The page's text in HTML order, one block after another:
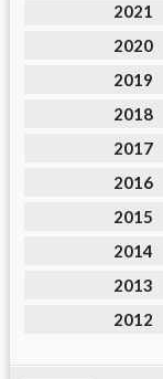
2021
2020
2019
2018
2017
2016
2015
2014
2013
2012